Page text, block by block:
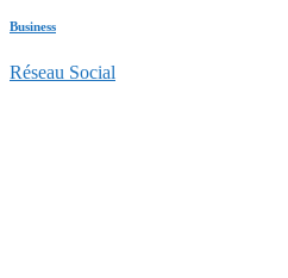
Business
Réseau Social